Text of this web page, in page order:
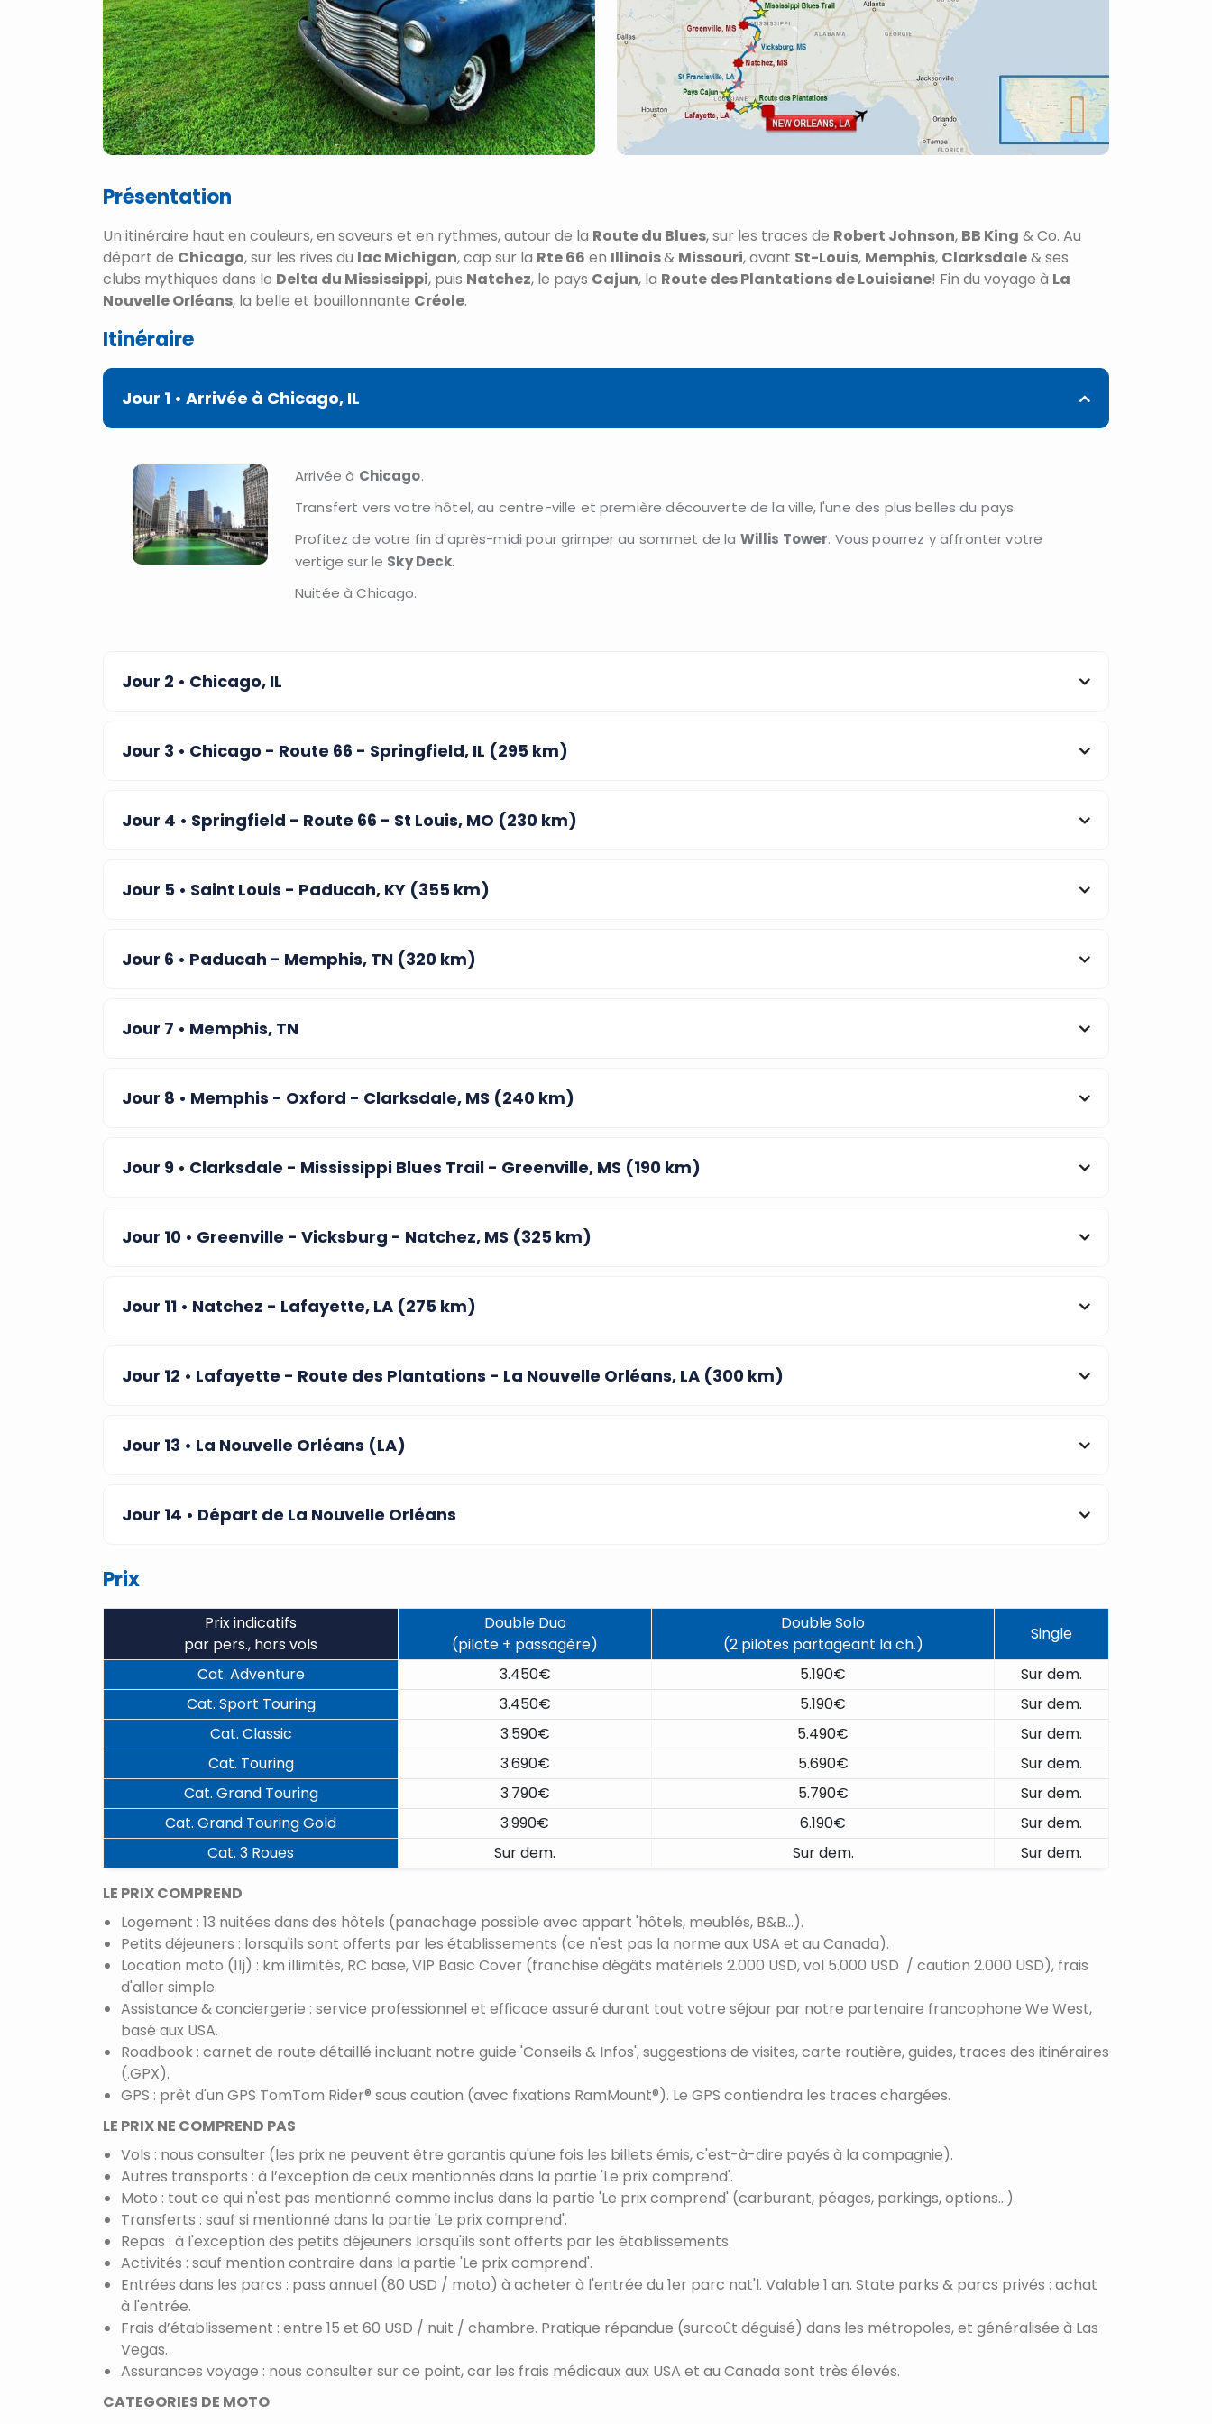
Présentation
Un itinéraire haut en couleurs, en saveurs et en rythmes, autour de la Route du Blues, sur les traces de Robert Johnson, BB King & Co. Au
départ de Chicago, sur les rives du lac Michigan, cap sur la Rte 66 en Illinois& Missouri, avant St-Louis, Memphis, Clarksdale& ses
clubs mythiques dans le Delta du Mississippi, puis Natchez, le pays Cajun, la Route des Plantations de Louisiane! Fin du voyage à La
Nouvelle Orléans, la belle et bouillonnante Créole.
Itinéraire
Jour 1 • Arrivée à Chicago, IL
Arrivée à Chicago.
Transfert vers votre hôtel, au centre-ville et première découverte de la ville, l'une des plus belles du pays.
Profitez de votre fin d'après-midi pour grimper au sommet de la Willis Tower. Vous pourrez y affronter votre
vertige sur le Sky Deck.
Nuitée à Chicago.
Jour 2 • Chicago, IL
Jour 3 • Chicago - Route 66 - Springfield, IL (295 km)
Jour 4 • Springfield - Route 66 - St Louis, MO (230 km)
Jour 5 • Saint Louis - Paducah, KY (355 km)
Jour 6 • Paducah - Memphis, TN (320 km)
Jour 7 • Memphis, TN
Jour 8 • Memphis - Oxford - Clarksdale, MS (240 km)
Jour 9 • Clarksdale - Mississippi Blues Trail - Greenville, MS (190 km)
Jour 10 • Greenville - Vicksburg - Natchez, MS (325 km)
Jour 11 • Natchez - Lafayette, LA (275 km)
Jour 12 • Lafayette - Route des Plantations - La Nouvelle Orléans, LA (300 km)
Jour 13 • La Nouvelle Orléans (LA)
Jour 14 • Départ de La Nouvelle Orléans
Prix
Prix indicatifs
par pers., hors vols
Double Duo
(pilote + passagère)
Double Solo
(2 pilotes partageant la ch.)
Single
Cat. Adventure
3.450€ 5.190€
Sur dem.
Cat. Sport Touring
3.450€ 5.190€
Sur dem.
Cat. Classic
3.590€ 5.490€
Sur dem.
Cat. Touring
3.690€ 5.690€
Sur dem.
Cat. Grand Touring
3.790€ 5.790€
Sur dem.
Cat. Grand Touring Gold
3.990€ 6.190€
Sur dem.
Cat. 3 Roues
Sur dem. Sur dem.
Sur dem.
LE PRIX COMPREND
Logement : 13 nuitées dans des hôtels (panachage possible avec appart 'hôtels, meublés, B&B...).
Petits déjeuners : lorsqu'ils sont offerts par les établissements (ce n'est pas la norme aux USA et au Canada).
Location moto (11j) : km illimités, RC base, VIP Basic Cover (franchise dégâts matériels 2.000 USD, vol 5.000 USD / caution 2.000 USD), frais
d'aller simple.
Assistance & conciergerie : service professionnel et efficace assuré durant tout votre séjour par notre partenaire francophone We West,
basé aux USA.
Roadbook : carnet de route détaillé incluant notre guide 'Conseils & Infos', suggestions de visites, carte routière, guides, traces des itinéraires
(.GPX).
GPS : prêt d'un GPS TomTom Rider® sous caution (avec fixations RamMount®). Le GPS contiendra les traces chargées.
LE PRIX NE COMPREND PAS
Vols : nous consulter (les prix ne peuvent être garantis qu'une fois les billets émis, c'est-à-dire payés à la compagnie).
Autres transports : à l’exception de ceux mentionnés dans la partie 'Le prix comprend'.
Moto : tout ce qui n'est pas mentionné comme inclus dans la partie 'Le prix comprend' (carburant, péages, parkings, options...).
Transferts : sauf si mentionné dans la partie 'Le prix comprend'.
Repas : à l'exception des petits déjeuners lorsqu'ils sont offerts par les établissements.
Activités : sauf mention contraire dans la partie 'Le prix comprend'.
Entrées dans les parcs : pass annuel (80 USD / moto) à acheter à l'entrée du 1er parc nat'l. Valable 1 an. State parks & parcs privés : achat
à l'entrée.
Frais d’établissement : entre 15 et 60 USD / nuit / chambre. Pratique répandue (surcoût déguisé) dans les métropoles, et généralisée à Las
Vegas.
Assurances voyage : nous consulter sur ce point, car les frais médicaux aux USA et au Canada sont très élevés.
CATEGORIES DE MOTO